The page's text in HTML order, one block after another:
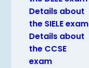
Details about
the SIELE exam
Details about
the CCSE
exam